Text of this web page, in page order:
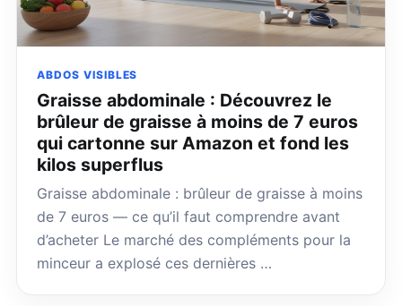
ABDOS VISIBLES
Graisse abdominale : Découvrez le
brûleur de graisse à moins de 7 euros
qui cartonne sur Amazon et fond les
kilos superflus
Graisse abdominale : brûleur de graisse à moins
de 7 euros — ce qu’il faut comprendre avant
d’acheter Le marché des compléments pour la
minceur a explosé ces dernières …